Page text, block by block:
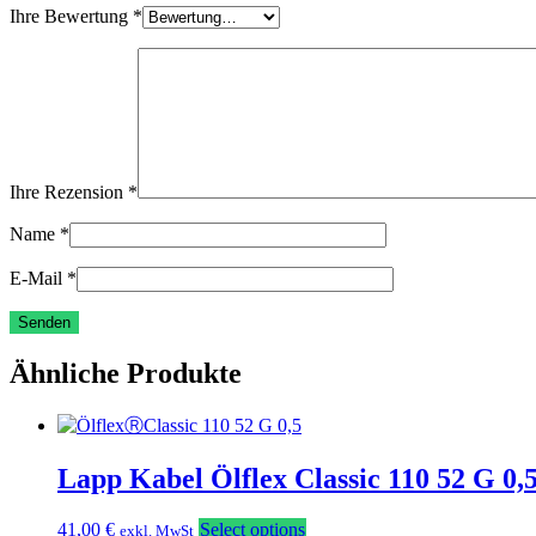
Ihre Bewertung *
Ihre Rezension *
Name *
E-Mail *
Ähnliche Produkte
Lapp Kabel Ölflex Classic 110 52 G
41,00 € exkl. MwSt Select options